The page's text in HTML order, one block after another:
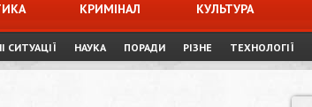
КРИМІНАЛ КУЛЬТУРА
СИТУАЦІЇ НАУКА ПОРАДИ РІЗНЕ ТЕХНОЛОГІЇ